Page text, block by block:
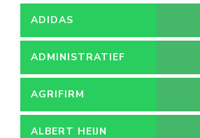
ADIDAS
ADMINISTRATIEF
MEDEWERKER
AGRIFIRM
ALBERT HEIJN